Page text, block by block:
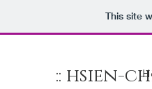
This site
:: hsien-